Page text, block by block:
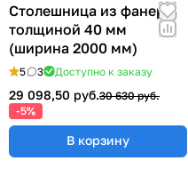
Столешница из фанеры
толщиной 40 мм
(ширина 2000 мм)
5 3 Доступно к заказу
29 098,50 руб.30 630 руб.
-5%
В корзину